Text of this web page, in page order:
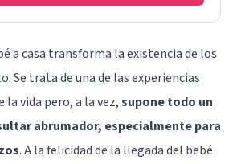
a casa transforma la existencia de los
Se trata de una de las experiencias
la vida pero, a la vez,supone todo un
abrumador, especialmente para
. A la felicidad de la llegada del bebé